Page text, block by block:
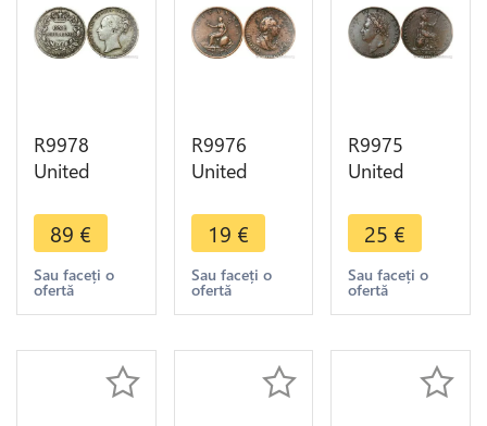
R9978
United
Shilling
Victoria
1853 Silver
-> Make
89 €
Sau faceți o
ofertă
R9976
United
1/2 Penny
George III
1799 ->
Make Offer
19 €
Sau faceți o
ofertă
R9975
United
Farthing
George IV
1826 ->
Make Offer
25 €
Sau faceți o
ofertă